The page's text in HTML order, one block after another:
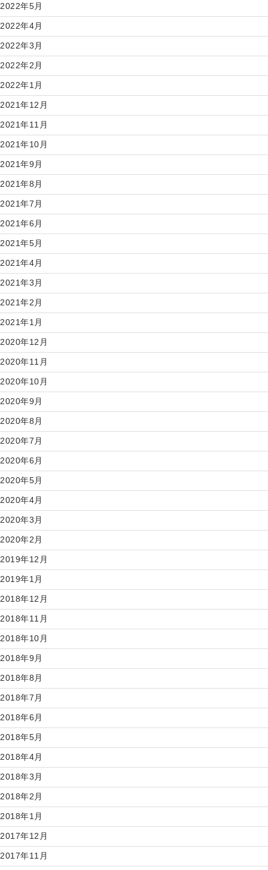
2022年5月
2022年4月
2022年3月
2022年2月
2022年1月
2021年12月
2021年11月
2021年10月
2021年9月
2021年8月
2021年7月
2021年6月
2021年5月
2021年4月
2021年3月
2021年2月
2021年1月
2020年12月
2020年11月
2020年10月
2020年9月
2020年8月
2020年7月
2020年6月
2020年5月
2020年4月
2020年3月
2020年2月
2019年12月
2019年1月
2018年12月
2018年11月
2018年10月
2018年9月
2018年8月
2018年7月
2018年6月
2018年5月
2018年4月
2018年3月
2018年2月
2018年1月
2017年12月
2017年11月